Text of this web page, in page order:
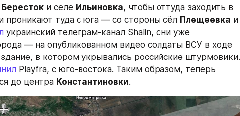
Бересток и селе Ильиновка, чтобы оттуда заходить в
проникают туда с юга — со стороны сёл Плещеевка
украинский телеграм-канал Shalin, они уже
— на опубликованном видео солдаты ВСУ в ходе
в котором укрывались российские штурмовики.
Playfra, с юго-востока. Таким образом, теперь
до центра Константиновки.